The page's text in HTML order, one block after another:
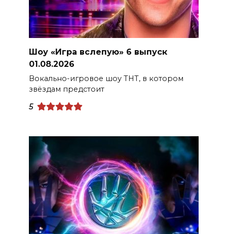
Шоу «Игра вслепую» 6 выпуск
01.08.2026
Вокально-игровое шоу ТНТ, в котором
звёздам предстоит
5